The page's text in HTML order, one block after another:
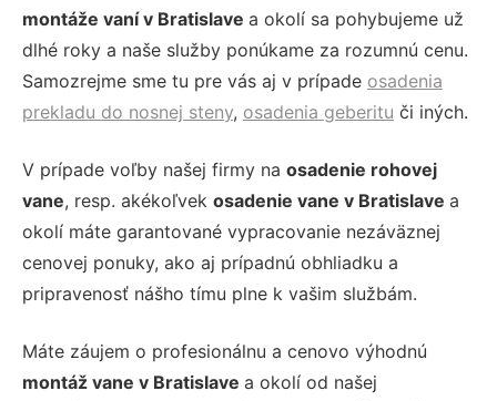
montáže vaní v Bratislave a okolí sa pohybujeme už
dlhé roky a naše služby ponúkame za rozumnú cenu.
Samozrejme sme tu pre vás aj v prípade osadenia
prekladu do nosnej steny, osadenia geberitu či iných.
V prípade voľby našej firmy na osadenie rohovej
vane, resp. akékoľvek osadenie vane v Bratislave a
okolí máte garantované vypracovanie nezáväznej
cenovej ponuky, ako aj prípadnú obhliadku a
pripravenosť nášho tímu plne k vašim službám.
Máte záujem o profesionálnu a cenovo výhodnú
montáž vane v Bratislave a okolí od našej